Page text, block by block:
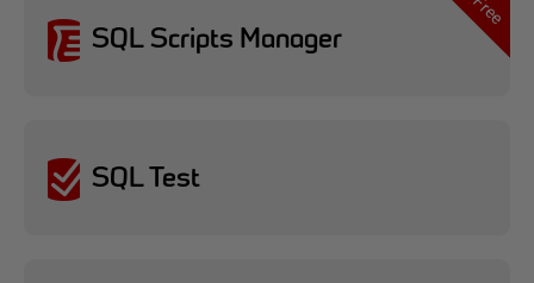
SQL Scripts Manager
SQL Test